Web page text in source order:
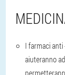
I farmaci
aiuteranno